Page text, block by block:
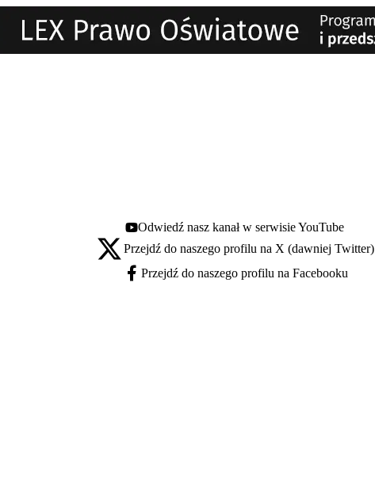
Youtube - otwiera się w nowej karcie
Odwiedź nasz kanał w serwisie YouTube
X - otwiera się w nowej karcie
Przejdź do naszego profilu na X (dawniej Twitter)
Facebook - otwiera się w nowej karcie
Przejdź do naszego profilu na Facebooku